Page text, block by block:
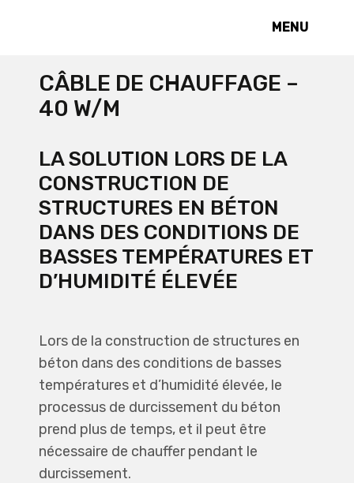
MENU
CÂBLE DE CHAUFFAGE –
40 W/M
LA SOLUTION LORS DE LA
CONSTRUCTION DE
STRUCTURES EN BÉTON
DANS DES CONDITIONS DE
BASSES TEMPÉRATURES ET
D’HUMIDITÉ ÉLEVÉE
Lors de la construction de structures en
béton dans des conditions de basses
températures et d’humidité élevée, le
processus de durcissement du béton
prend plus de temps, et il peut être
nécessaire de chauffer pendant le
durcissement.